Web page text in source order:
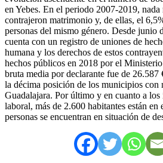
en Yebes. En el periodo 2007-2019, nada
contrajeron matrimonio y, de ellas, el
personas del mismo género. Desde junio
cuenta con un registro de uniones de
humana y los derechos de estos
hechos públicos en 2018 por el
bruta media por declarante fue de 26.587
la décima posición de los municipios con
Guadalajara. Por último y en cuanto a los
laboral, más de 2.600 habitantes están en
personas se encuentran en situación de